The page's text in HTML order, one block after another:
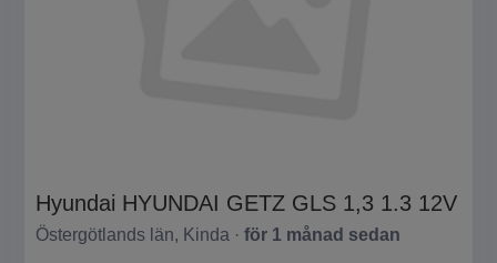
Hyundai HYUNDAI GETZ GLS 1,3 1.3 12V
Östergötlands län, Kinda · för 1 månad sedan